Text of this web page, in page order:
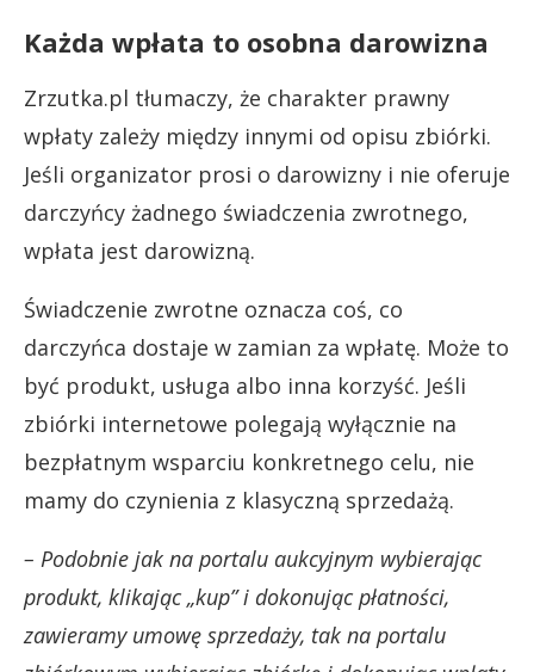
Każda wpłata to osobna darowizna
Zrzutka.pl tłumaczy, że charakter prawny
wpłaty zależy między innymi od opisu zbiórki.
Jeśli organizator prosi o darowizny i nie oferuje
darczyńcy żadnego świadczenia zwrotnego,
wpłata jest darowizną.
Świadczenie zwrotne oznacza coś, co
darczyńca dostaje w zamian za wpłatę. Może to
być produkt, usługa albo inna korzyść. Jeśli
zbiórki internetowe polegają wyłącznie na
bezpłatnym wsparciu konkretnego celu, nie
mamy do czynienia z klasyczną sprzedażą.
– Podobnie jak na portalu aukcyjnym wybierając
produkt, klikając „kup” i dokonując płatności,
zawieramy umowę sprzedaży, tak na portalu